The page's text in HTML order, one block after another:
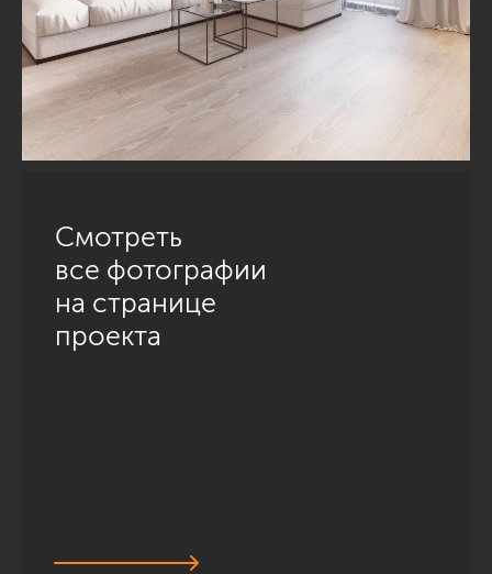
Смотреть
все фотографии
на странице
проекта